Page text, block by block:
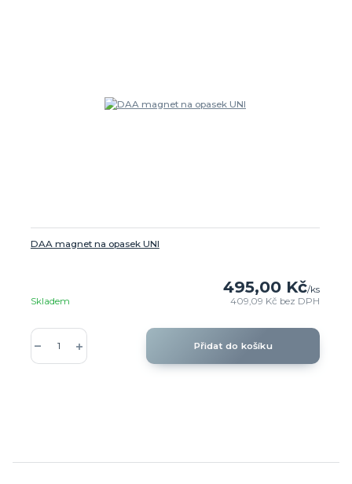
DAA magnet na opasek UNI
495,00 Kč/ks
409,09 Kč bez DPH
Skladem
Přidat do košíku